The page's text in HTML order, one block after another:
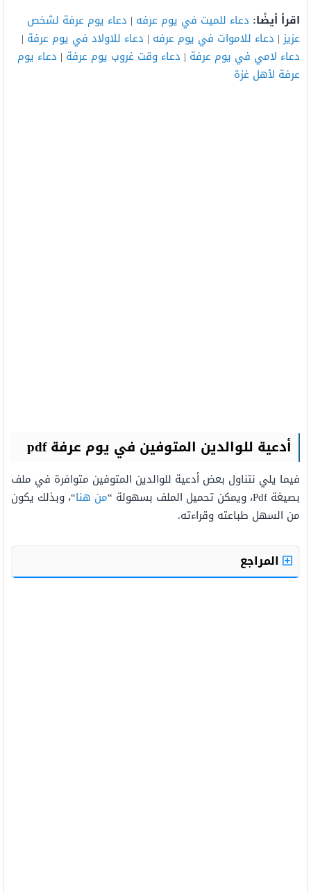
اقرأ أيضًا: دعاء للميت في يوم عرفه | دعاء يوم عرفة لشخص
عزيز| دعاء للاموات في يوم عرفه | دعاء للاولاد في يوم عرفة |
دعاء لامي في يوم عرفة | دعاء وقت غروب يوم عرفة | دعاء يوم
عرفة لأهل غزة
أدعية للوالدين المتوفين في يوم عرفة pdf
فيما يلي نتناول بعض أدعية للوالدين المتوفين متوافرة في ملف
بصيغة Pdf، ويمكن تحميل الملف بسهولة “
من هنا“، وبذلك يكون
من السهل طباعته وقراءته.
المراجع